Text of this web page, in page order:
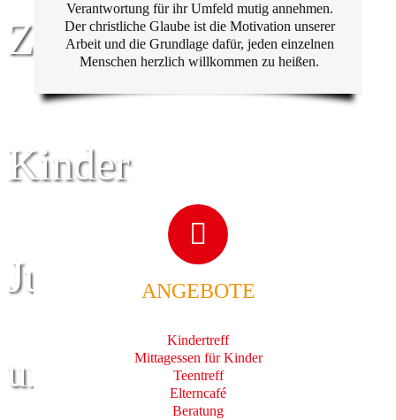
Zentrum für
Kinder
Jugend
und Familie
Verantwortung für ihr Umfeld mutig annehmen.
Der christliche Glaube ist die Motivation unserer
Arbeit und die Grundlage dafür, jeden einzelnen
Menschen herzlich willkommen zu heißen.
ANGEBOTE
Kindertreff
Mittagessen für Kinder
Teentreff
Elterncafé
Beratung